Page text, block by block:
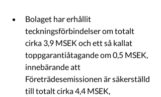
Bolaget har erhållit
teckningsförbindelser om totalt
cirka 3,9 MSEK och ett så kallat
toppgarantiåtagande om 0,5 MSEK,
innebärande att
Företrädesemissionen är säkerställd
till totalt cirka 4,4 MSEK,